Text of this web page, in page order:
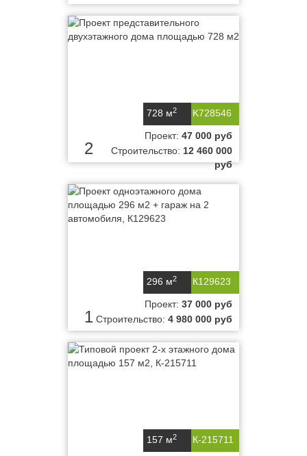
K728546
728 м2
2
Проект: 47 000 руб
Строительство: 12 460 000
руб
К129623
296 м2
1
Проект: 37 000 руб
Строительство: 4 980 000 руб
К-215711
157 м2